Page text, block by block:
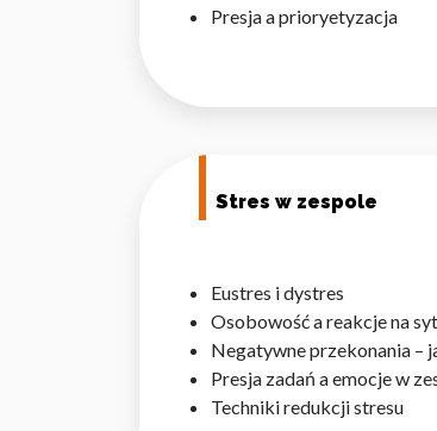
Presja a prioryetyzacja
Stres w zespole
Eustres i dystres
Osobowość a reakcje na
Negatywne przekonania –
Presja zadań a emocje w
Techniki redukcji stresu